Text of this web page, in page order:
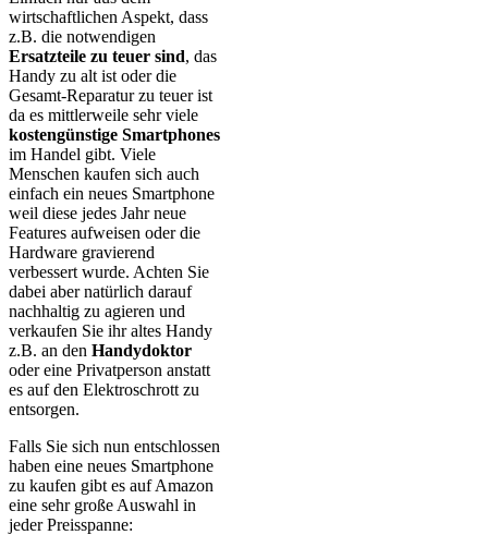
wirtschaftlichen Aspekt, dass
z.B. die notwendigen
Ersatzteile zu teuer sind, das
Handy zu alt ist oder die
Gesamt-Reparatur zu teuer ist
da es mittlerweile sehr viele
kostengünstige Smartphones
im Handel gibt. Viele
Menschen kaufen sich auch
einfach ein neues Smartphone
weil diese jedes Jahr neue
Features aufweisen oder die
Hardware gravierend
verbessert wurde. Achten Sie
dabei aber natürlich darauf
nachhaltig zu agieren und
verkaufen Sie ihr altes Handy
z.B. an den Handydoktor
oder eine Privatperson anstatt
es auf den Elektroschrott zu
entsorgen.
Falls Sie sich nun entschlossen
haben eine neues Smartphone
zu kaufen gibt es auf Amazon
eine sehr große Auswahl in
jeder Preisspanne: